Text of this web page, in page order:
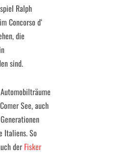
Ralph
Concorso d‘
die
sind.
See, auch
Italiens. So
der Fisker